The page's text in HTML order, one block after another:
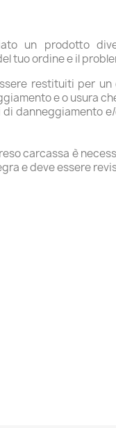
un prodotto
tuo ordine e il
restituiti per
e o usura
danneggiamento
carcassa è
e deve essere